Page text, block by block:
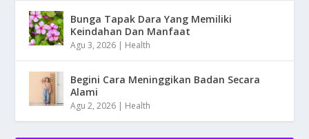
Bunga Tapak Dara Yang Memiliki
Keindahan Dan Manfaat
Agu 3, 2026 | Health
Begini Cara Meninggikan Badan Secara
Alami
Agu 2, 2026 | Health